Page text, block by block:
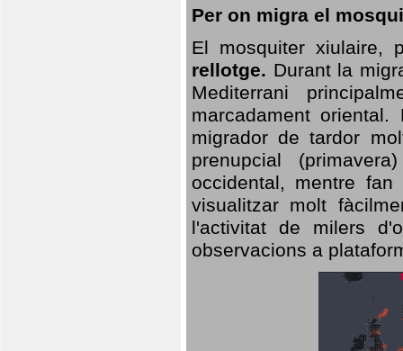
Per on migra el
El mosquiter xiulaire,
rellotge. Durant la
Mediterrani
marcadament
migrador de tardor
prenupcial
occidental, mentre
visualitzar molt
l'activitat de milers
observacions a